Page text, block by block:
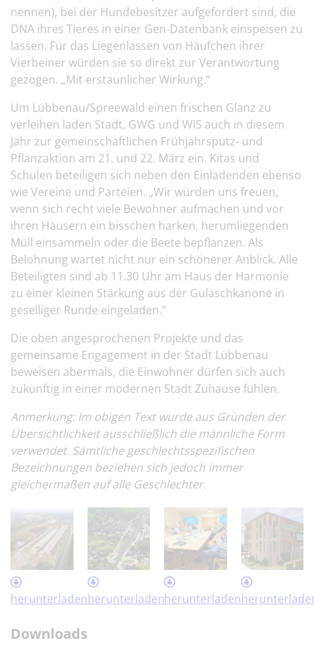
nennen), bei der Hundebesitzer aufgefordert sind, die
DNA ihres Tieres in einer Gen-Datenbank einspeisen zu
lassen. Für das Liegenlassen von Häufchen ihrer
Vierbeiner würden sie so direkt zur Verantwortung
gezogen. „Mit erstaunlicher Wirkung.“
Um Lübbenau/Spreewald einen frischen Glanz zu
verleihen laden Stadt, GWG und WIS auch in diesem
Jahr zur gemeinschaftlichen Frühjahrsputz- und
Pflanzaktion am 21. und 22. März ein. Kitas und
Schulen beteiligen sich neben den Einladenden ebenso
wie Vereine und Parteien. „Wir würden uns freuen,
wenn sich recht viele Bewohner aufmachen und vor
ihren Häusern ein bisschen harken, herumliegenden
Müll einsammeln oder die Beete bepflanzen. Als
Belohnung wartet nicht nur ein schönerer Anblick. Alle
Beteiligten sind ab 11.30 Uhr am Haus der Harmonie
zu einer kleinen Stärkung aus der Gulaschkanone in
geselliger Runde eingeladen.“
Die oben angesprochenen Projekte und das
gemeinsame Engagement in der Stadt Lübbenau
beweisen abermals, die Einwohner dürfen sich auch
zukünftig in einer modernen Stadt Zuhause fühlen.
Anmerkung: Im obigen Text wurde aus Gründen der
Übersichtlichkeit ausschließlich die männliche Form
verwendet. Sämtliche geschlechtsspezifischen
Bezeichnungen beziehen sich jedoch immer
gleichermaßen auf alle Geschlechter.
herunterladenherunterladenherunterladen
Downloads